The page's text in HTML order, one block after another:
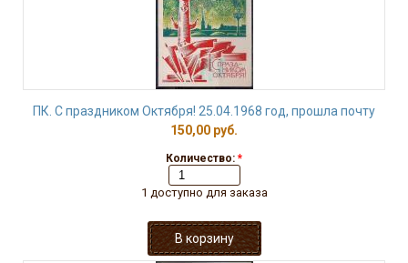
ПК. С праздником Октября! 25.04.1968 год, прошла почту
150,00 руб.
Количество: *
1 доступно для заказа